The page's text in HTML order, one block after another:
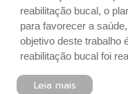
reabilitação bucal, o
para favorecer a
objetivo deste trabalho
reabilitação bucal foi
Leia mais